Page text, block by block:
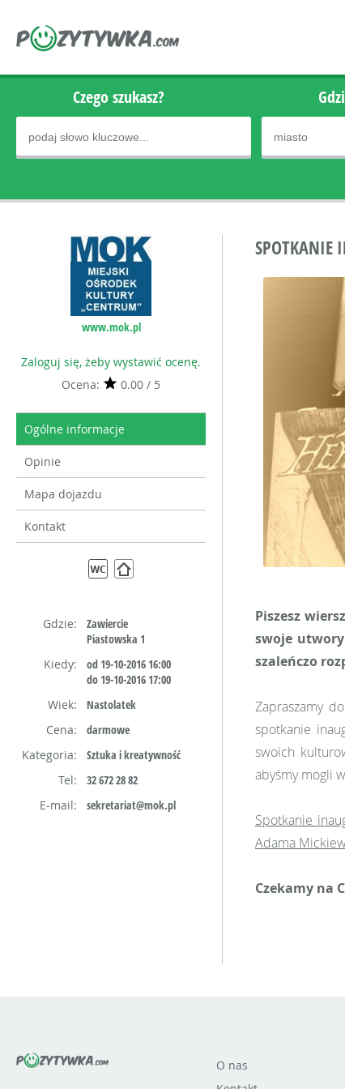
Czego szukasz?
www.mok.pl
Zaloguj się, żeby wystawić ocenę.
Ocena:
0.00 / 5
Ogólne informacje
Opinie
Mapa dojazdu
Kontakt
Gdzie:
Zawiercie
Piastowska 1
Kiedy:
od 19-10-2016 16:00
do 19-10-2016 17:00
Wiek:
Nastolatek
Cena:
darmowe
Kategoria:
Sztuka i kreatywność
Tel:
32 672 28 82
E-mail:
sekretariat@mok.pl
SPOTKANIE
Piszesz
swoje
szaleńczo
Zapraszamy
spotkanie
swoich
abyśmy mogli
Spotkanie
Adama
Czekamy na
O nas